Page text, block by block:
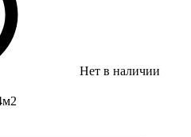
Нет в наличии